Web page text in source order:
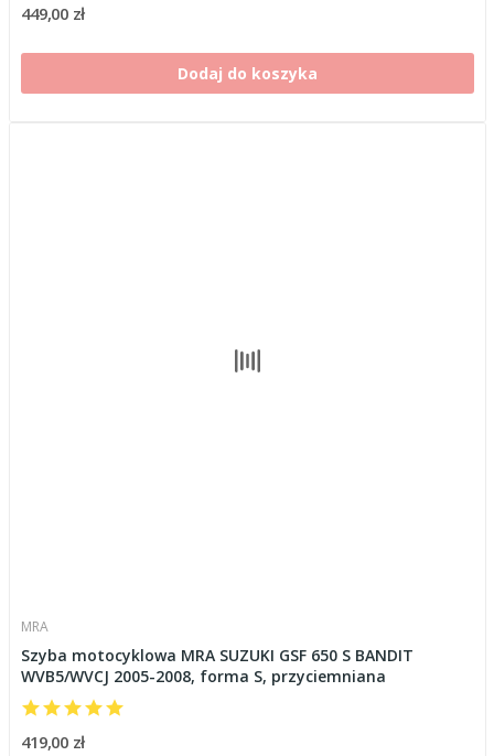
449,00 zł
Dodaj do koszyka
MRA
Szyba motocyklowa MRA SUZUKI GSF 650 S BANDIT
WVB5/WVCJ 2005-2008, forma S, przyciemniana
419,00 zł